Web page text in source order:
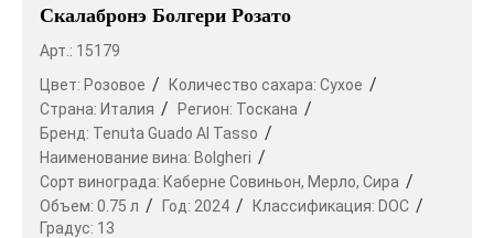
Скалабронэ Болгери Розато
Арт.: 15179
Цвет: Розовое Количество сахара: Сухое
Страна: Италия Регион: Тоскана
Бренд: Tenuta Guado Al Tasso
Наименование вина: Bolgheri
Сорт винограда: Каберне Совиньон, Мерло, Сира
Объем: 0.75 л Год: 2024 Классификация: DOC
Градус: 13